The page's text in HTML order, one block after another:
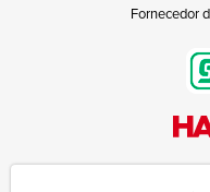
Fornecedor